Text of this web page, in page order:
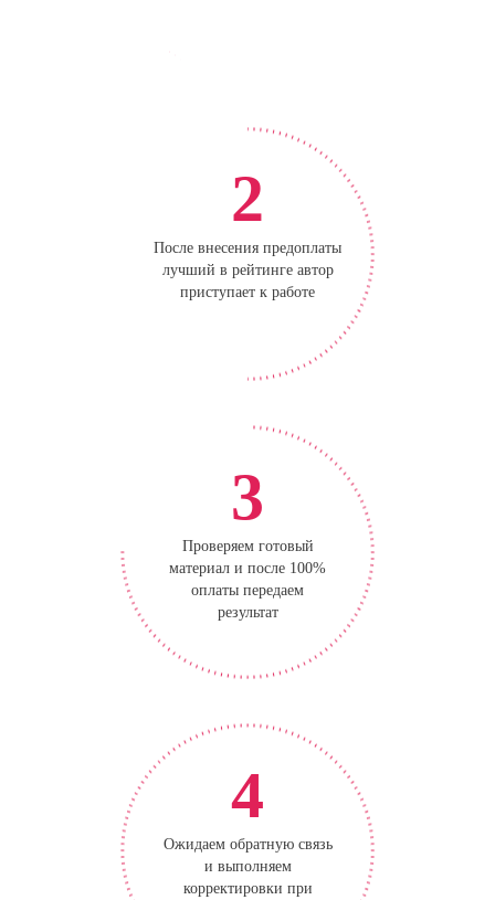
2
После внесения предоплаты
лучший в рейтинге автор
приступает к работе
3
Проверяем готовый
материал и после 100%
оплаты передаем
результат
4
Ожидаем обратную связь
и выполняем
корректировки при